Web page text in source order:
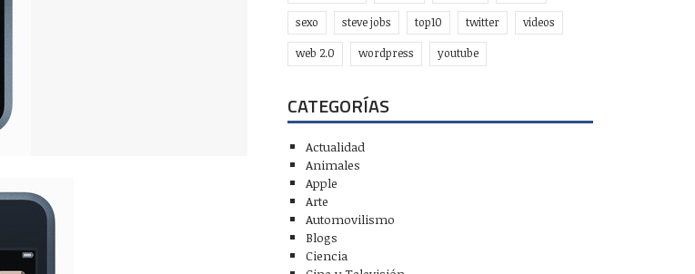
sexo steve jobs top10 twitter videos
web 2.0 wordpress youtube
CATEGORÍAS
Actualidad
Animales
Apple
Arte
Automovilismo
Blogs
Ciencia